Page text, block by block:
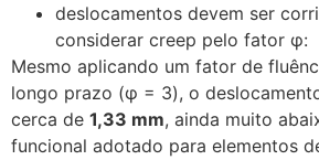
deslocamentos devem ser
considerar creep pelo fator φ:
Mesmo aplicando um fator de
longo prazo (φ = 3), o
cerca de 1,33 mm, ainda muito
funcional adotado para elementos